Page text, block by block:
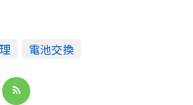
電池交換